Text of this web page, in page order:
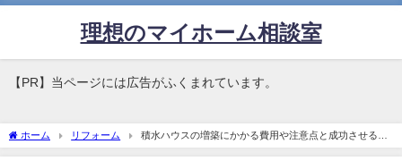
理想のマイホーム相談室
【PR】当ページには広告がふくまれています。
ホーム リフォーム
積水ハウスの増築にかかる費用や注意点と成功させるた
めの全知識